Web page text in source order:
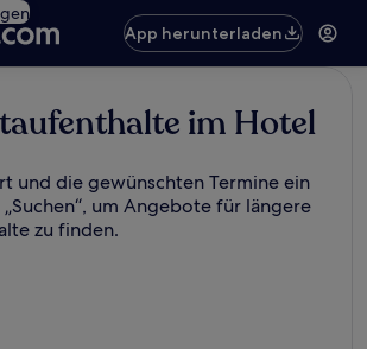
App herunterladen
im Hotel
und die gewünschten Termine ein
um Angebote für längere
zu finden.